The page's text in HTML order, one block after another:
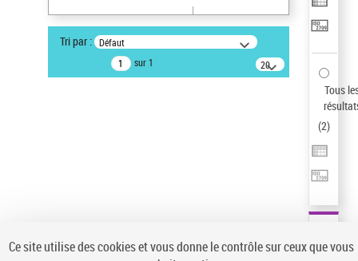
Titre uniforme musical(2)
Statut de la notice d’autorité
Tri par : Défaut
sur 1
20
résultats/page
Tous
(2)
Ce site utilise des cookies et vous donne le contrôle sur ceux que vous